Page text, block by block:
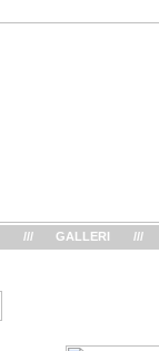
/// GALLERI ///